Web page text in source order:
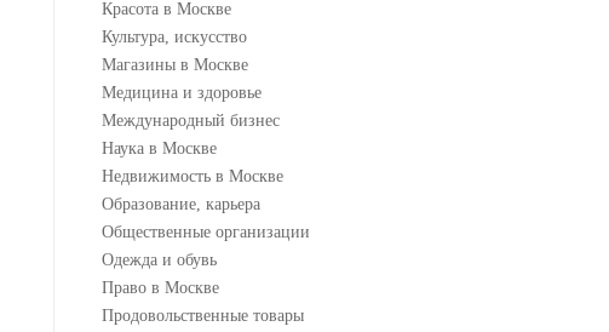
Красота в Москве
Культура, искусство
Магазины в Москве
Медицина и здоровье
Международный бизнес
Наука в Москве
Недвижимость в Москве
Образование, карьера
Общественные организации
Одежда и обувь
Право в Москве
Продовольственные товары